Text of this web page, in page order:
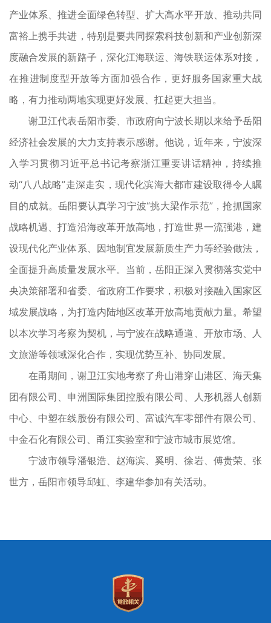
产业体系、推进全面绿色转型、扩大高水平开放、推动共同
富裕上携手共进，特别是要共同探索科技创新和产业创新深
度融合发展的新路子，深化江海联运、海铁联运体系对接，
在推进制度型开放等方面加强合作，更好服务国家重大战
略，有力推动两地实现更好发展、扛起更大担当。
谢卫江代表岳阳市委、市政府向宁波长期以来给予岳阳
经济社会发展的大力支持表示感谢。他说，近年来，宁波深
入学习贯彻习近平总书记考察浙江重要讲话精神，持续推
动“八八战略”走深走实，现代化滨海大都市建设取得令人瞩
目的成就。岳阳要认真学习宁波“挑大梁作示范”，抢抓国家
战略机遇、打造沿海改革开放高地，打造世界一流强港，建
设现代化产业体系、因地制宜发展新质生产力等经验做法，
全面提升高质量发展水平。当前，岳阳正深入贯彻落实党中
央决策部署和省委、省政府工作要求，积极对接融入国家区
域发展战略，为打造内陆地区改革开放高地贡献力量。希望
以本次学习考察为契机，与宁波在战略通道、开放市场、人
文旅游等领域深化合作，实现优势互补、协同发展。
在甬期间，谢卫江实地考察了舟山港穿山港区、海天集
团有限公司、申洲国际集团控股有限公司、人形机器人创新
中心、中塑在线股份有限公司、富诚汽车零部件有限公司、
中金石化有限公司、甬江实验室和宁波市城市展览馆。
宁波市领导潘银浩、赵海滨、奚明、徐岩、傅贵荣、张
世方，岳阳市领导邱虹、李建华参加有关活动。